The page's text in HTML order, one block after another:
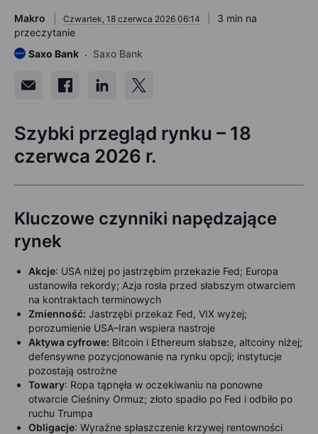
Makro Czwartek, 18 czerwca 2026 06:14
3 min na
przeczytanie
Saxo Bank
Saxo Bank
Szybki przegląd rynku – 18
czerwca 2026 r.
Kluczowe czynniki napędzające
rynek
Akcje: USA niżej po jastrzębim przekazie Fed; Europa
ustanowiła rekordy; Azja rosła przed słabszym otwarciem
na kontraktach terminowych
Zmienność: Jastrzębi przekaz Fed, VIX wyżej;
porozumienie USA–Iran wspiera nastroje
Aktywa cyfrowe: Bitcoin i Ethereum słabsze, altcoiny niżej;
defensywne pozycjonowanie na rynku opcji; instytucje
pozostają ostrożne
Towary: Ropa tąpnęła w oczekiwaniu na ponowne
otwarcie Cieśniny Ormuz; złoto spadło po Fed i odbiło po
ruchu Trumpa
Obligacje: Wyraźne spłaszczenie krzywej rentowności